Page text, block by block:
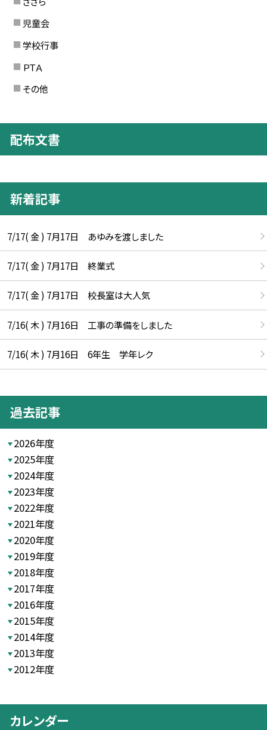
児童会
学校行事
ＰＴＡ
その他
配布文書
新着記事
7/17( 金 ) 7月17日 あゆみを渡しました
7/17( 金 ) 7月17日 終業式
7/17( 金 ) 7月17日 校長室は大人気
7/16( 木 ) 7月16日 工事の準備をしました
7/16( 木 ) 7月16日 6年生 学年レク
過去記事
2026年度
2025年度
2024年度
2023年度
2022年度
2021年度
2020年度
2019年度
2018年度
2017年度
2016年度
2015年度
2014年度
2013年度
2012年度
カレンダー